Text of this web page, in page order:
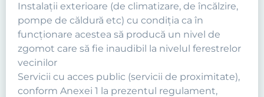
Instalaţii exterioare (de climatizare, de încălzire,
pompe de căldură etc) cu condiţia ca în
funcţionare acestea să producă un nivel de
zgomot care să fie inaudibil la nivelul ferestrelor
vecinilor
Servicii cu acces public (servicii de proximitate),
conform Anexei 1 la prezentul regulament,